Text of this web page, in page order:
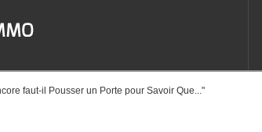
faut-il Pousser un Porte pour Savoir Que..."